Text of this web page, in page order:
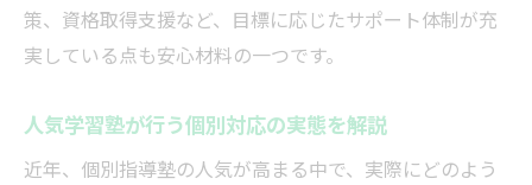
策、資格取得支援など、目標に応じたサポート体制が充
実している点も安心材料の一つです。
人気学習塾が行う個別対応の実態を解説
近年、個別指導塾の人気が高まる中で、実際にどのよう